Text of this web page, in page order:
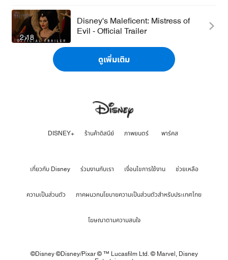
2:18
Disney's Maleficent: Mistress of
Evil - Official Trailer
ดูเพิ่มเติม
DISNEY+ ร้านค้าดิสนีย์ ภาพยนตร์ พาร์คส
เกี่ยวกับ Disney ร่วมงานกับเรา เงื่อนไขการใช้งาน ช่วยเหลือ
ความเป็นส่วนตัว ภาคผนวกนโยบายความเป็นส่วนตัวสำหรับประเทศไทย
โฆษณาตามความสนใจ
©Disney ©Disney/Pixar © ™ Lucasfilm Ltd. © Marvel, Disney